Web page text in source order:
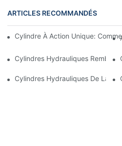
ARTICLES RECOMMANDÉS
Cylindre À Action Unique:
Cylindres Hydrauliques
Cylindres Hydrauliques De La